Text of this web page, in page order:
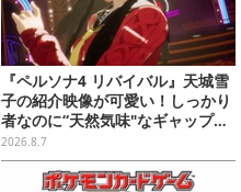
『ペルソナ4 リバイバル』天城雪
子の紹介映像が可愛い！しっかり
者なのに“天然気味"なギャップ…
幼馴染・千枝に助けられる姿にも
注目
2026.8.7